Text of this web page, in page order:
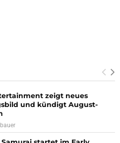
zeigt neues
und kündigt August-